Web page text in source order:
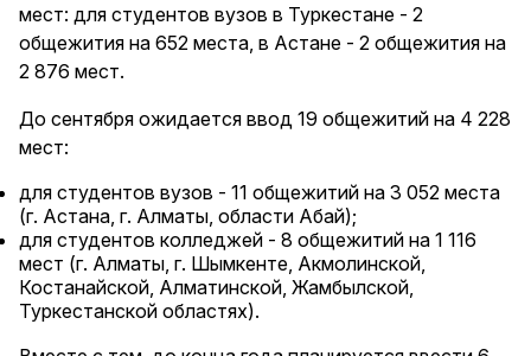
мест: для студентов вузов в Туркестане - 2
общежития на 652 места, в Астане - 2 общежития на
2 876 мест.
До сентября ожидается ввод 19 общежитий на 4 228
мест:
для студентов вузов - 11 общежитий на 3 052 места
(г. Астана, г. Алматы, области Абай);
для студентов колледжей - 8 общежитий на 1 116
мест (г. Алматы, г. Шымкенте, Акмолинской,
Костанайской, Алматинской, Жамбылской,
Туркестанской областях).